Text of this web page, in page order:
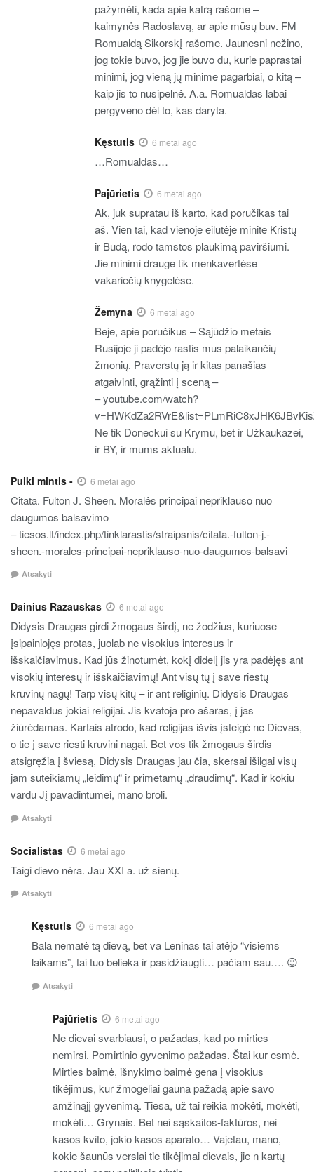
pažymėti, kada apie katrą rašome –
kaimynės Radoslavą, ar apie mūsų buv. FM
Romualdą Sikorskį rašome. Jaunesni nežino,
jog tokie buvo, jog jie buvo du, kurie paprastai
minimi, jog vieną jų minime pagarbiai, o kitą –
kaip jis to nusipelnė. A.a. Romualdas labai
pergyveno dėl to, kas daryta.
Kęstutis 6 metai ago
…Romualdas…
Pajūrietis 6 metai ago
Ak, juk supratau iš karto, kad poručikas tai
aš. Vien tai, kad vienoje eilutėje minite Kristų
ir Budą, rodo tamstos plaukimą paviršiumi.
Jie minimi drauge tik menkavertėse
vakariečių knygelėse.
Žemyna 6 metai ago
Beje, apie poručikus – Sąjūdžio metais
Rusijoje ji padėjo rastis mus palaikančių
žmonių. Praverstų ją ir kitas panašias
atgaivinti, grąžinti į sceną –
– youtube.com/watch?
Ne tik Doneckui su Krymu, bet ir Užkaukazei,
ir BY, ir mums aktualu.
Puiki mintis - 6 metai ago
Citata. Fulton J. Sheen. Moralės principai nepriklauso nuo
daugumos balsavimo
– tiesos.lt/index.php/tinklarastis/straipsnis/citata.-fulton-j.-
sheen.-morales-principai-nepriklauso-nuo-daugumos-balsavi
Atsakyti
Dainius Razauskas 6 metai ago
Didysis Draugas girdi žmogaus širdį, ne žodžius, kuriuose
įsipainiojęs protas, juolab ne visokius interesus ir
išskaičiavimus. Kad jūs žinotumėt, kokį didelį jis yra padėjęs ant
visokių interesų ir išskaičiavimų! Ant visų tų į save riestų
kruvinų nagų! Tarp visų kitų – ir ant religinių. Didysis Draugas
nepavaldus jokiai religijai. Jis kvatoja pro ašaras, į jas
žiūrėdamas. Kartais atrodo, kad religijas išvis įsteigė ne Dievas,
o tie į save riesti kruvini nagai. Bet vos tik žmogaus širdis
atsigręžia į šviesą, Didysis Draugas jau čia, skersai išilgai visų
jam suteikiamų „leidimų“ ir primetamų „draudimų“. Kad ir kokiu
vardu Jį pavadintumei, mano broli.
Atsakyti
Socialistas 6 metai ago
Taigi dievo nėra. Jau XXI a. už sienų.
Atsakyti
Kęstutis 6 metai ago
Bala nematė tą dievą, bet va Leninas tai atėjo “visiems
laikams”, tai tuo belieka ir pasidžiaugti… pačiam sau…. 😉
Atsakyti
Pajūrietis 6 metai ago
Ne dievai svarbiausi, o pažadas, kad po mirties
nemirsi. Pomirtinio gyvenimo pažadas. Štai kur esmė.
Mirties baimė, išnykimo baimė gena į visokius
tikėjimus, kur žmogeliai gauna pažadą apie savo
amžinąjį gyvenimą. Tiesa, už tai reikia mokėti, mokėti,
mokėti… Grynais. Bet nei sąskaitos-faktūros, nei
kasos kvito, jokio kasos aparato… Vajetau, mano,
kokie šaunūs verslai tie tikėjimai dievais, jie n kartų